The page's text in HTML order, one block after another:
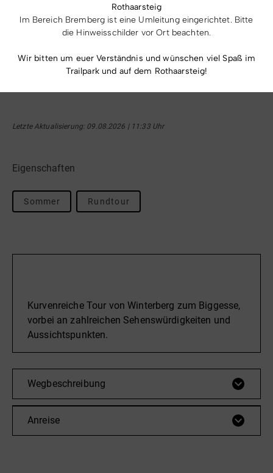
Rothaarsteig
Im Bereich Bremberg ist eine Umleitung eingerichtet. Bitte
die Hinweisschilder vor Ort beachten.
Wir bitten um euer Verständnis und wünschen viel Spaß im
Trailpark und auf dem Rothaarsteig!
MITTEL
Schwierigkeit
Letzte Aktualisierung: 09.08.2026 | 11:33 Uhr
Eigenschaften
Sommer Rundtour
Kurvenreiche Tour von Winterberg zum Biggesse,
vorbei an zahlreichen Sehenswürdigkeiten und
Aussichtspunkten.
Wegbeschreibung
Anreise